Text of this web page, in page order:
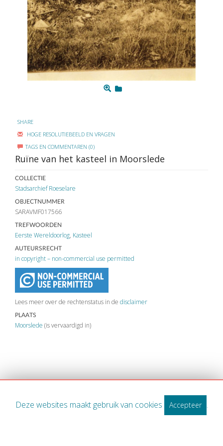
SHARE
HOGE RESOLUTIEBEELD EN VRAGEN
TAGS EN COMMENTAREN (0)
Ruïne van het kasteel in Moorslede
COLLECTIE
Stadsarchief Roeselare
OBJECTNUMMER
SARAVMF017566
TREFWOORDEN
Eerste Wereldoorlog, Kasteel
AUTEURSRECHT
in copyright – non-commercial use permitted
Lees meer over de rechtenstatus in de disclaimer
PLAATS
Moorslede (is vervaardigd in)
WWW.MIDWEST.BE
Deze websites maakt gebruik van cookies Accepteer .